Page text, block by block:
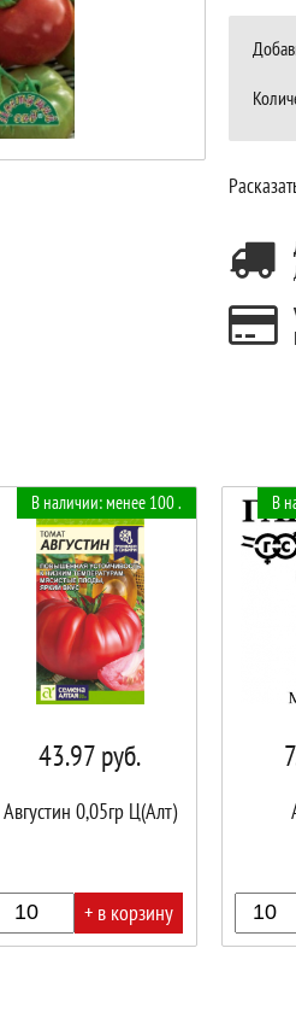
В наличии: менее 100 .
43.97руб.
Августин 0,05гр Ц(Алт)
+ в корзину
В